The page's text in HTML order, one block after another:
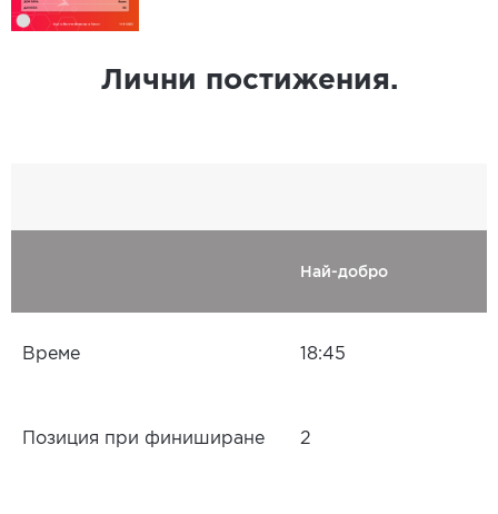
Лични постижения.
Най-добро
Време 18:45
Позиция при финиширане 2